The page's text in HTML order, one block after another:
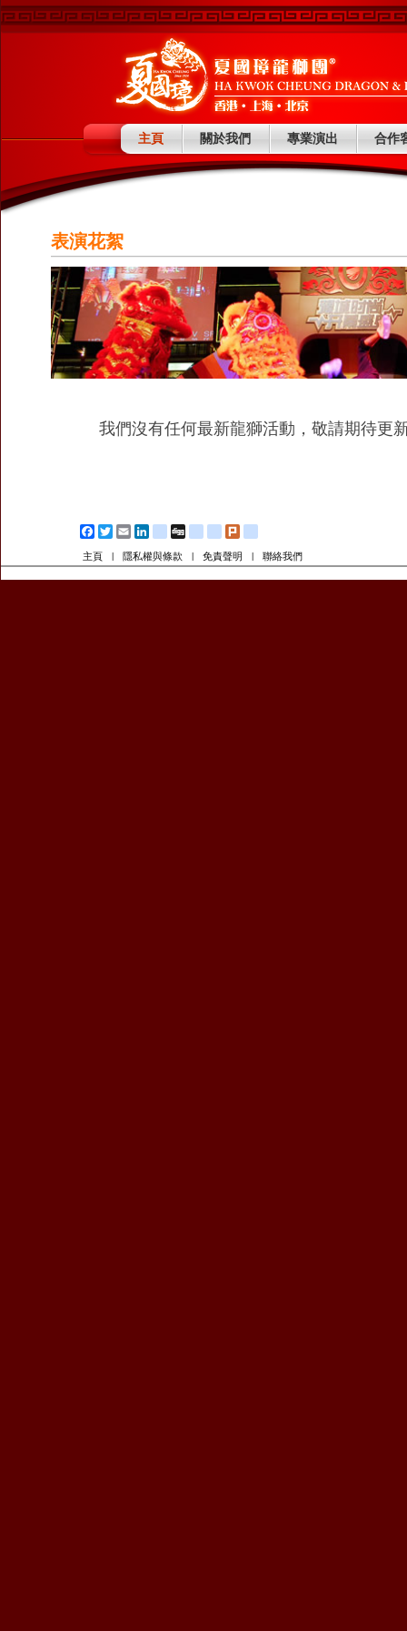
主頁 關於我們 專業演出 合作
表演花絮
我們沒有任何最新龍獅活動，敬請期待更
Facebook
TwitterEmail LinkedInblogger_post
diglogfriendfeed
主頁 隱私權與條款 免責聲明 聯絡我們